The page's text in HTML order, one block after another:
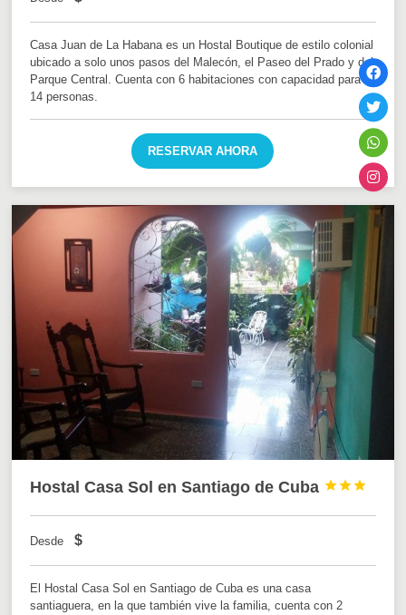
Casa Juan de La Habana es un Hostal Boutique de estilo colonial
ubicado a solo unos pasos del Malecón, el Paseo del Prado y del
Parque Central. Cuenta con 6 habitaciones con capacidad para
14 personas.
RESERVAR AHORA
Hostal Casa Sol en Santiago de Cuba 


Desde $
El Hostal Casa Sol en Santiago de Cuba es una casa
santiaguera, en la que también vive la familia, cuenta con 2